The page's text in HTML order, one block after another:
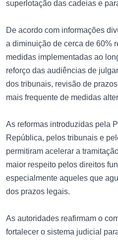
superlotação das cadeias e
De acordo com informações
a diminuição de cerca de 60%
medidas implementadas ao
reforço das audiências de
dos tribunais, revisão de
mais frequente de medidas
As reformas introduzidas pela
República, pelos tribunais e
permitiram acelerar a
maior respeito pelos direitos
especialmente aqueles que
dos prazos legais.
As autoridades reafirmam o
fortalecer o sistema judicial